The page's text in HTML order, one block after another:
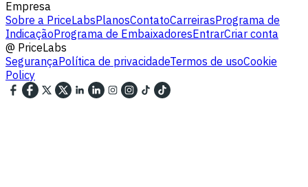
Empresa
Sobre a PriceLabsPlanosContatoCarreirasPrograma de
IndicaçãoPrograma de EmbaixadoresEntrarCriar conta
@ PriceLabs
SegurançaPolítica de privacidadeTermos de usoCookie
Policy